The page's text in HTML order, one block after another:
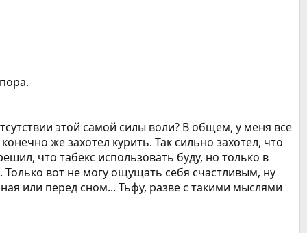
этой самой силы воли? В общем, у меня все
же захотел курить. Так сильно захотел, что
что табекс использовать буду, но только в
Только вот не могу ощущать себя счастливым, ну
или перед сном... Тьфу, разве с такими мыслями